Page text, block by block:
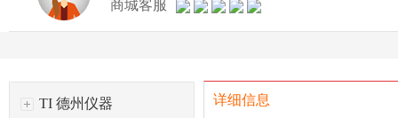
商城客服
TI 德州仪器 详细信息